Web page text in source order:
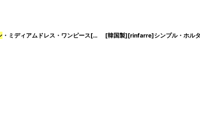
・ミディアムドレス・ワンピース[山崎みどり・黒木麗奈着用]《送料＆代引き手数料無料》 mypk [韓国製][rinfarre]シンプル・ホル